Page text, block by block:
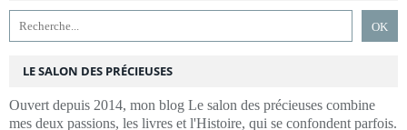
LE SALON DES PRÉCIEUSES
Ouvert depuis 2014, mon blog Le salon des précieuses combine
mes deux passions, les livres et l'Histoire, qui se confondent parfois.